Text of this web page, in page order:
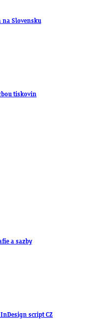
Slovensku
tiskovin
a sazby
script CZ